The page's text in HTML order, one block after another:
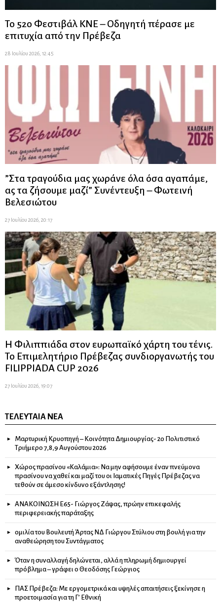
Το 52ο Φεστιβάλ ΚΝΕ – Οδηγητή πέρασε με
επιτυχία από την Πρέβεζα
28 Ιουλίου 2026, 12:45
”Στα τραγούδια μας χωράνε όλα όσα αγαπάμε,
ας τα ζήσουμε μαζί” Συνέντευξη – Φωτεινή
Βελεσιώτου
27 Ιουλίου 2026, 20:17
Η Φιλιππιάδα στον ευρωπαϊκό χάρτη του τένις.
Το Επιμελητήριο Πρέβεζας συνδιοργανωτής του
FILIPPIADA CUP 2026
27 Ιουλίου 2026, 19:07
ΤΕΛΕΥΤΑΊΑ ΝΈΑ
Μαρτυρική Κρυοπηγή – Κοινότητα Δημιουργίας- 2ο Πολιτιστικό
Τριήμερο 7,8,9 Αυγούστου 2026
Χώρος πρασίνου «Καλάμια»: Να μην αφήσουμε έναν πνεύμονα
πρασίνου να χαθεί και μαζί του οι Ιαματικές Πηγές Πρέβεζας να
τεθούν σε άμεσο κίνδυνο εξάντλησης!
ΑΝΑΚΟΙΝΩΣΗ Ε65- Γιώργος Ζάψας, πρώην επικεφαλής
περιφερειακής παράταξης
ομιλία του Βουλευτή Άρτας ΝΔ Γιώργου Στύλιου στη βουλή για την
αναθεώρηση του Συντάγματος
Όταν η συναλλαγή δηλώνεται, αλλά η πληρωμή δημιουργεί
πρόβλημα – γράφει ο Θεοδόσης Γεώργιος
ΠΑΣ Πρέβεζα: Με εργομετρικά και υψηλές απαιτήσεις ξεκίνησε η
προετοιμασία για τη Γ’ Εθνική